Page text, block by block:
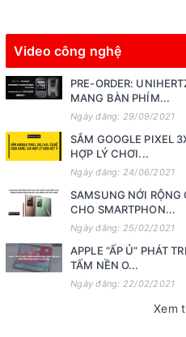
Video công nghệ
PRE-ORDER:
MANG BÀN PHÍM...
Ngày đăng: 29/09/2021
SẮM GOOGLE PIXEL
HỢP LÝ CHƠI...
Ngày đăng: 24/06/2021
SAMSUNG NỚI
CHO SMARTPHON...
Ngày đăng: 25/02/2021
APPLE “ẤP Ủ” PHÁT
TẤM NỀN O...
Ngày đăng: 22/02/2021
Xem